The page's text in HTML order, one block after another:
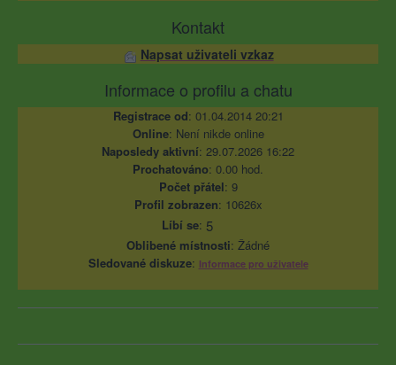
Kontakt
Napsat uživateli vzkaz
Informace o profilu a chatu
Registrace od: 01.04.2014 20:21
Online: Není nikde online
Naposledy aktivní: 29.07.2026 16:22
Prochatováno: 0.00 hod.
Počet přátel: 9
Profil zobrazen: 10626x
Líbí se: 5
Oblibené místnosti: Žádné
Sledované diskuze: Informace pro uživatele